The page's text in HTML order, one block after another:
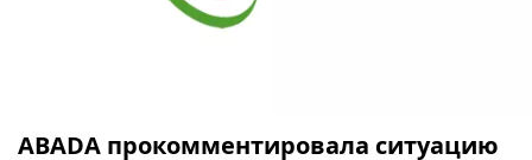
ABADA прокомментировала ситуацию